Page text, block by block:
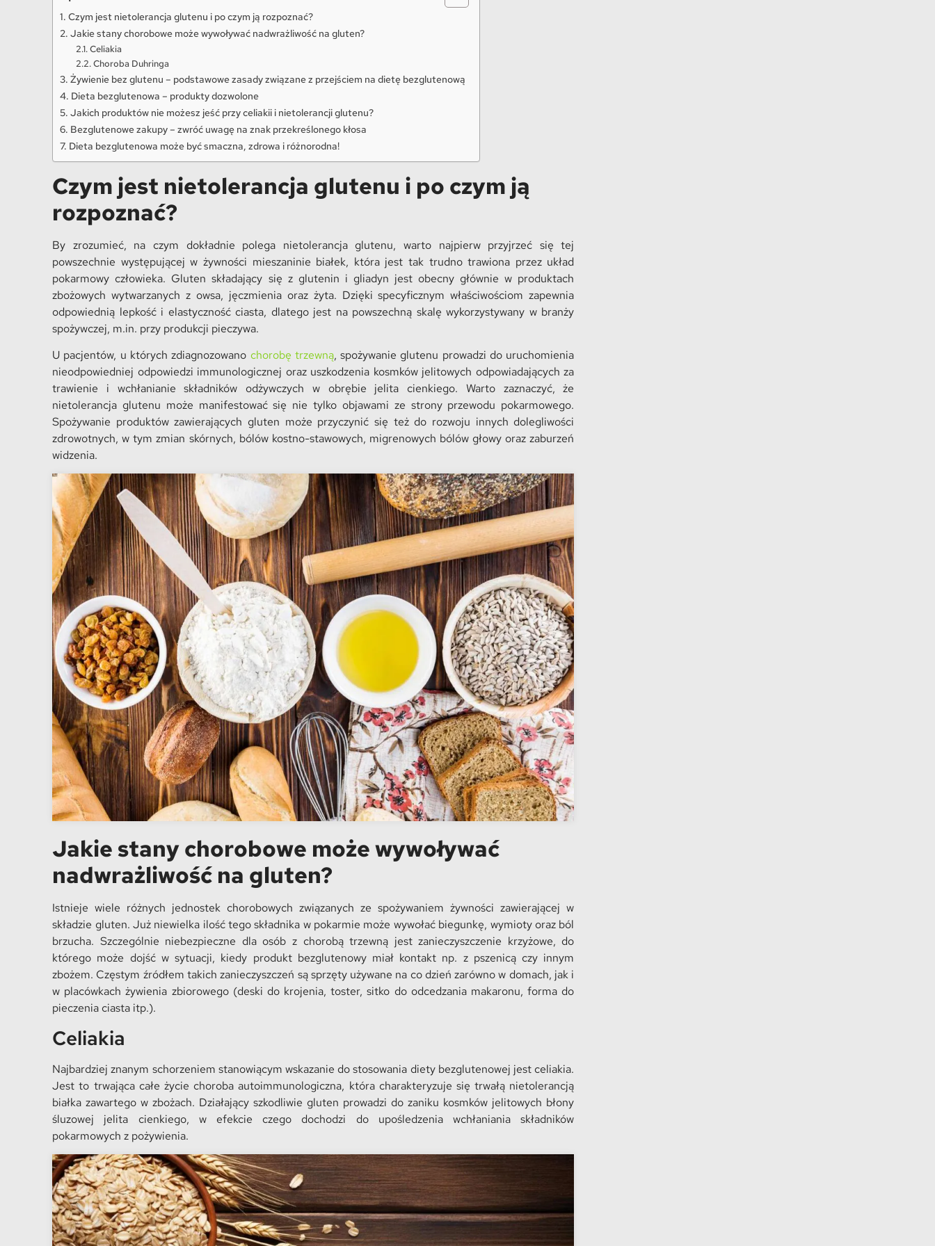
Czym jest nietolerancja glutenu i po czym ją rozpoznać?
Jakie stany chorobowe może wywoływać nadwrażliwość na gluten?
Celiakia
Choroba Duhringa
Żywienie bez glutenu – podstawowe zasady związane z przejściem na dietę bezglutenową
Dieta bezglutenowa – produkty dozwolone
Jakich produktów nie możesz jeść przy celiakii i nietolerancji glutenu?
Bezglutenowe zakupy – zwróć uwagę na znak przekreślonego kłosa
Dieta bezglutenowa może być smaczna, zdrowa i różnorodna!
Czym jest nietolerancja glutenu i po czym ją
rozpoznać?
By zrozumieć, na czym dokładnie polega nietolerancja glutenu, warto najpierw przyjrzeć się tej
powszechnie występującej w żywności mieszaninie białek, która jest tak trudno trawiona przez układ
pokarmowy człowieka. Gluten składający się z glutenin i gliadyn jest obecny głównie w produktach
zbożowych wytwarzanych z owsa, jęczmienia oraz żyta. Dzięki specyficznym właściwościom zapewnia
odpowiednią lepkość i elastyczność ciasta, dlatego jest na powszechną skalę wykorzystywany w branży
spożywczej, m.in. przy produkcji pieczywa.
U pacjentów, u których zdiagnozowano chorobę trzewną, spożywanie glutenu prowadzi do uruchomienia
nieodpowiedniej odpowiedzi immunologicznej oraz uszkodzenia kosmków jelitowych odpowiadających za
trawienie i wchłanianie składników odżywczych w obrębie jelita cienkiego. Warto zaznaczyć, że
nietolerancja glutenu może manifestować się nie tylko objawami ze strony przewodu pokarmowego.
Spożywanie produktów zawierających gluten może przyczynić się też do rozwoju innych dolegliwości
zdrowotnych, w tym zmian skórnych, bólów kostno-stawowych, migrenowych bólów głowy oraz zaburzeń
widzenia.
Jakie stany chorobowe może wywoływać
nadwrażliwość na gluten?
Istnieje wiele różnych jednostek chorobowych związanych ze spożywaniem żywności zawierającej w
składzie gluten. Już niewielka ilość tego składnika w pokarmie może wywołać biegunkę, wymioty oraz ból
brzucha. Szczególnie niebezpieczne dla osób z chorobą trzewną jest zanieczyszczenie krzyżowe, do
którego może dojść w sytuacji, kiedy produkt bezglutenowy miał kontakt np. z pszenicą czy innym
zbożem. Częstym źródłem takich zanieczyszczeń są sprzęty używane na co dzień zarówno w domach, jak i
w placówkach żywienia zbiorowego (deski do krojenia, toster, sitko do odcedzania makaronu, forma do
pieczenia ciasta itp.).
Celiakia
Najbardziej znanym schorzeniem stanowiącym wskazanie do stosowania diety bezglutenowej jest celiakia.
Jest to trwająca całe życie choroba autoimmunologiczna, która charakteryzuje się trwałą nietolerancją
białka zawartego w zbożach. Działający szkodliwie gluten prowadzi do zaniku kosmków jelitowych błony
śluzowej jelita cienkiego, w efekcie czego dochodzi do upośledzenia wchłaniania składników
pokarmowych z pożywienia.